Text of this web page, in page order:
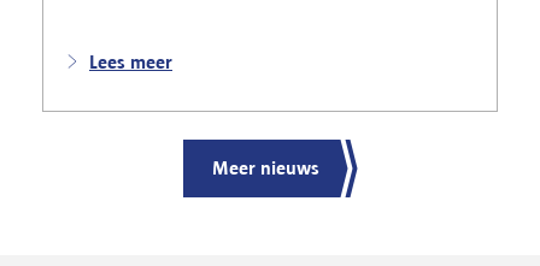
nadat meerdere weggebruikers melding hadden
ernstige verkeershinder die dat als gevolg had.
Lees meer
Meer nieuws